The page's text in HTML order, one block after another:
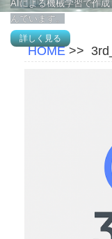
AIによる機械学習で作
んでいます。
詳しく見る
HOME>>